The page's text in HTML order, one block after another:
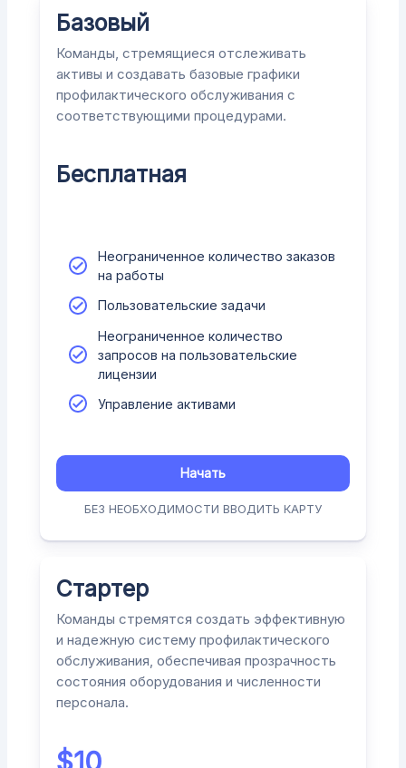
Базовый
Команды, стремящиеся отслеживать
активы и создавать базовые графики
профилактического обслуживания с
соответствующими процедурами.
Бесплатная
Неограниченное количество заказов
на работы
Пользовательские задачи
Неограниченное количество
запросов на пользовательские
лицензии
Управление активами
Начать
БЕЗ НЕОБХОДИМОСТИ ВВОДИТЬ КАРТУ
Стартер
Команды стремятся создать эффективную
и надежную систему профилактического
обслуживания, обеспечивая прозрачность
состояния оборудования и численности
персонала.